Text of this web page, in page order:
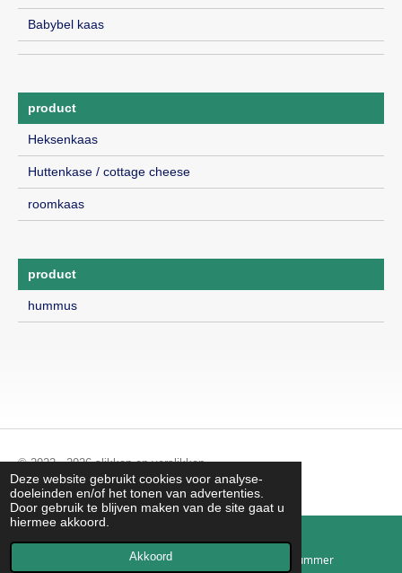
Deze website gebruikt cookies voor analyse-
doeleinden en/of het tonen van advertenties.
Door gebruik te blijven maken van de site gaat u
hiermee akkoord.
Akkoord
Babybel kaas
product
Heksenkaas
Huttenkase / cottage cheese
roomkaas
product
hummus
© 2022 - 2026 slikken en verslikken
Powered byJouwWeb
Telefoonnummer